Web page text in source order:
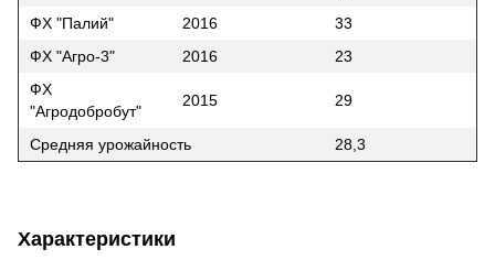
ФХ "Палий"
2016
33
ФХ "Агро-3"
2016
23
ФХ
"Агродобробут"
2015 29
Средняя урожайность 28,3
Характеристики